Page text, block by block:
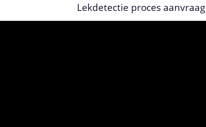
Lekdetectie proces aanvraag